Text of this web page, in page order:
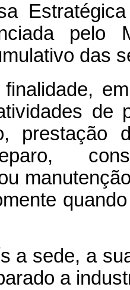
pelo
das
de
a sede, a
a